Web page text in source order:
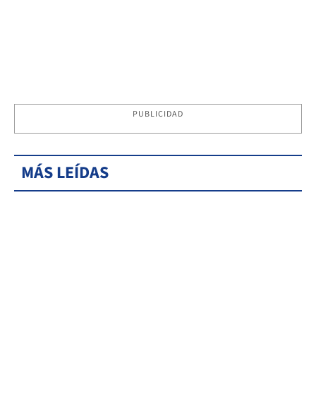
PUBLICIDAD
MÁS LEÍDAS